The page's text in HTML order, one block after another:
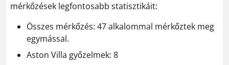
mérkőzések legfontosabb statisztikáit:
Összes mérkőzés: 47 alkalommal mérkőztek meg
egymással.
Aston Villa győzelmek: 8